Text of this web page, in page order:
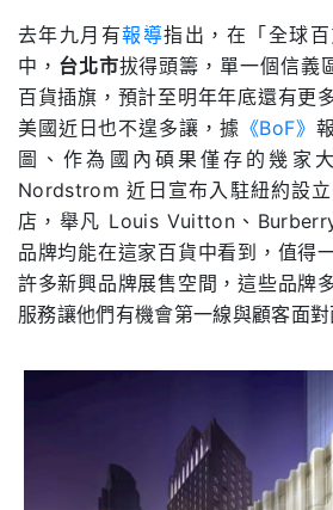
去年九月有報導指出，在「全球
中， 台北市拔得頭籌，單一個信義
百貨插旗，預計至明年年底還有更
美國近日也不遑多讓，據 《BoF》
圖、作為國內碩果僅存的幾家
Nordstrom近日宣布入駐紐約設
店，舉凡 Louis Vuitton 、
品牌均能在這家百貨中看到，值得
許多新興品牌展售空間，這些品牌
服務讓他們有機會第一線與顧客面對